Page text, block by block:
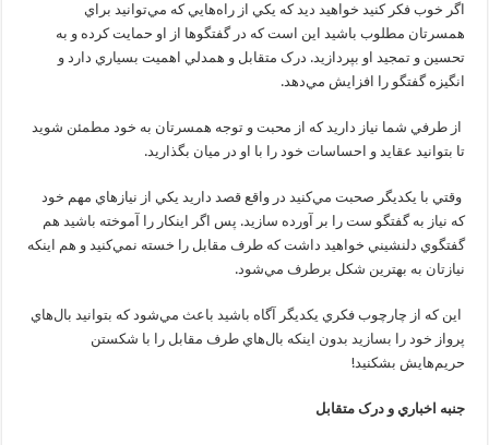
اگر خوب فکر کنيد خواهيد ديد که يکي از راه‌هايي که مي‌توانيد براي
همسرتان مطلوب باشيد اين است که در گفتگوها از او حمايت کرده و به
تحسين و تمجيد او بپردازيد. درک متقابل و همدلي اهميت بسياري دارد و
انگيزه گفتگو را افزايش مي‌دهد.
از طرفي شما نياز داريد که از محبت و توجه همسرتان به خود مطمئن شويد
تا بتوانيد عقايد و احساسات خود را با او در ميان بگذاريد.
وقتي با يکديگر صحبت مي‌کنيد در واقع قصد داريد يکي از نيازهاي مهم خود
که نياز به گفتگو ست را بر آورده سازيد. پس اگر اينکار را آموخته باشيد هم
گفتگوي دلنشيني خواهيد داشت که طرف مقابل را خسته نمي‌کنيد و هم اينکه
نيازتان به بهترين شکل برطرف مي‌شود.
اين که از چارچوب فکري يکديگر آگاه باشيد باعث مي‌شود که بتوانيد بال‌هاي
پرواز خود را بسازيد بدون اينکه بال‌هاي طرف مقابل را با شکستن
حريم‌هايش بشکنيد!
جنبه اخباري و درک متقابل